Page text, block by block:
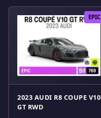
EPIC
2023 AUDI R8 COUPE V10
GT RWD